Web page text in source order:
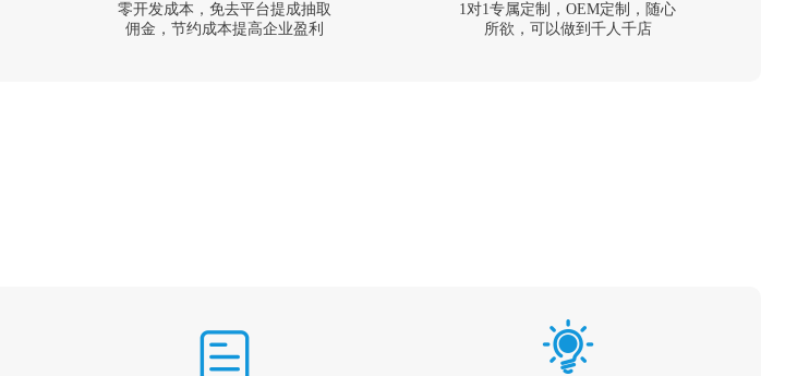
零开发成本，免去平台提成抽取
佣金，节约成本提高企业盈利
1对1专属定制，OEM定制，随心
所欲，可以做到千人千店